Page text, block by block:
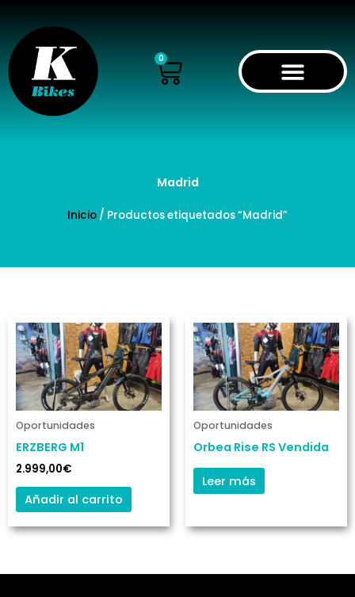
contenido
0
Cart
Madrid
Inicio / Productos etiquetados “Madrid”
Oportunidades
ERZBERG M1
2.999,00€
Añadir al carrito
Oportunidades
Orbea Rise RS Vendida
Leer más